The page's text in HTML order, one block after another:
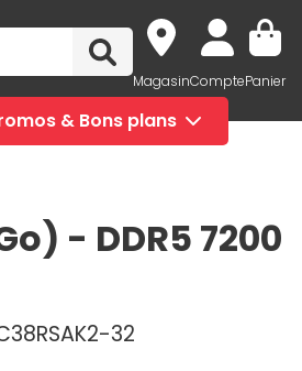
MagasinComptePanier
& Bons plans
- DDR5 7200
32